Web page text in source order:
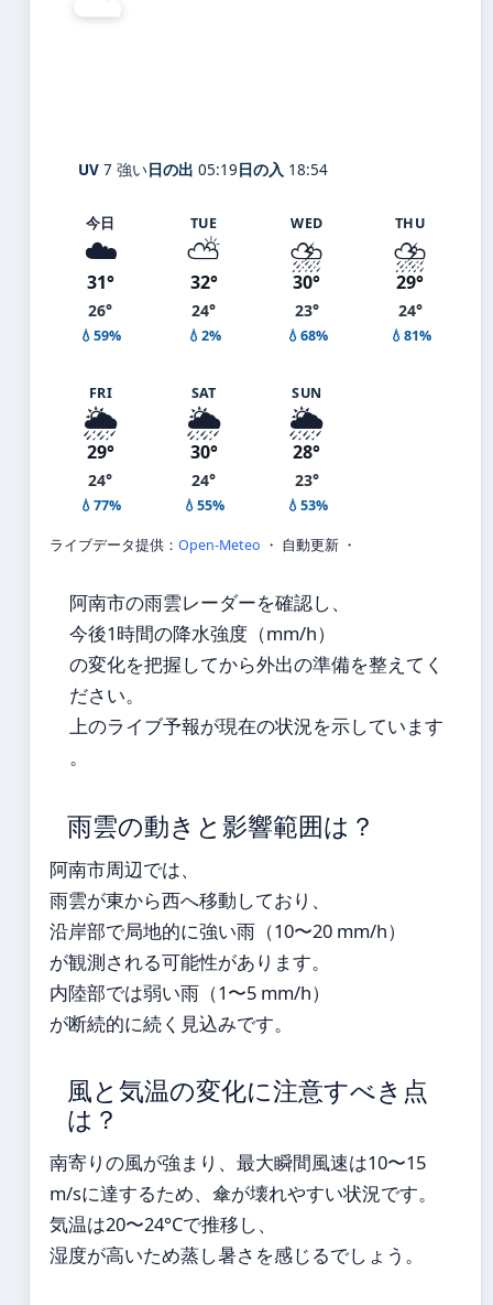
UV 7 強い日の出 05:19日の入 18:54
今日
☁️
31°
26°
💧59%
TUE
⛅
32°
24°
💧2%
WED
⛈️
30°
23°
💧68%
THU
⛈️
29°
24°
💧81%
FRI
🌦️
29°
24°
💧77%
SAT
🌦️
30°
24°
💧55%
SUN
🌦️
28°
23°
💧53%
ライブデータ提供： Open-Meteo ・ 自動更新 ・
阿南市の雨雲レーダーを確認し、
今後1時間の降水強度（mm/h）
の変化を把握してから外出の準備を整えてく
ださい。
上のライブ予報が現在の状況を示しています
。
雨雲の動きと影響範囲は？
阿南市周辺では、
雨雲が東から西へ移動しており、
沿岸部で局地的に強い雨（10〜20 mm/h）
が観測される可能性があります。
内陸部では弱い雨（1〜5 mm/h）
が断続的に続く見込みです。
風と気温の変化に注意すべき点
は？
南寄りの風が強まり、最大瞬間風速は10〜15
m/sに達するため、傘が壊れやすい状況です。
気温は20〜24°Cで推移し、
湿度が高いため蒸し暑さを感じるでしょう。